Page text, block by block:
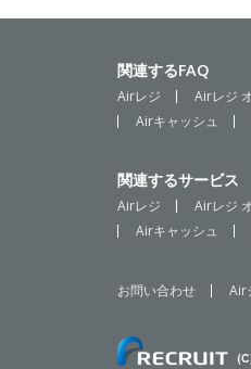
関連するFAQ
Airレジ Airレジ
Airキャッシュ
関連するサービス
Airレジ Airレジ
Airキャッシュ
お問い合わせ Air